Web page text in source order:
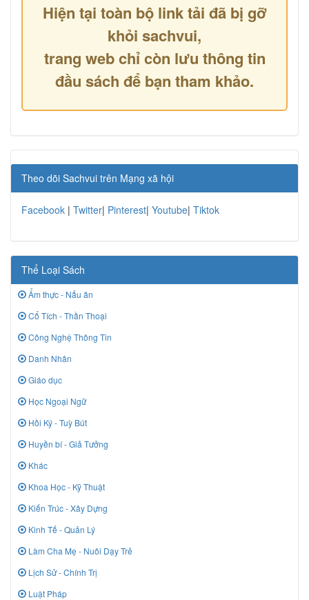
Hiện tại toàn bộ link tải đã bị gỡ
khỏi sachvui,
trang web chỉ còn lưu thông tin
đầu sách để bạn tham khảo.
Theo dõi Sachvui trên Mạng xã hội
Facebook | Twitter| Pinterest| Youtube| Tiktok
Thể Loại Sách
Ẩm thực - Nấu ăn
Cổ Tích - Thần Thoại
Công Nghệ Thông Tin
Danh Nhân
Giáo dục
Học Ngoại Ngữ
Hồi Ký - Tuỳ Bút
Huyền bí - Giả Tưởng
Khác
Khoa Học - Kỹ Thuật
Kiến Trúc - Xây Dựng
Kinh Tế - Quản Lý
Làm Cha Mẹ - Nuôi Dạy Trẻ
Lịch Sử - Chính Trị
Luật Pháp